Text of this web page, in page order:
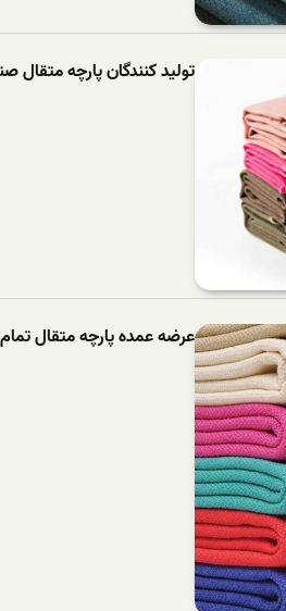
تولید کنندگان پارچه متقال
عرضه عمده پارچه متقال تمام